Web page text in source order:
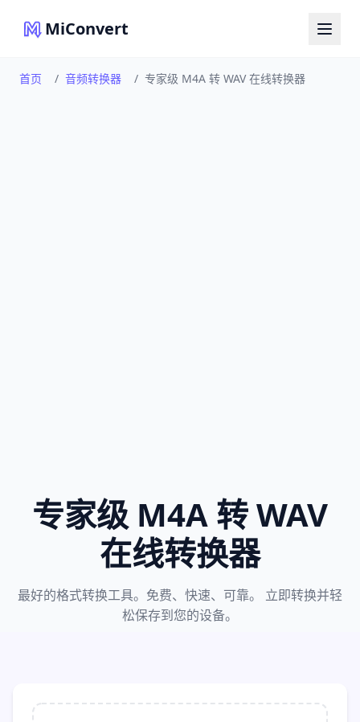
MiConvert
首页 / 音频转换器 / 专家级 M4A 转 WAV 在线转换器
专家级 M4A 转 WAV
在线转换器
最好的格式转换工具。免费、快速、可靠。 立即转换并轻
松保存到您的设备。